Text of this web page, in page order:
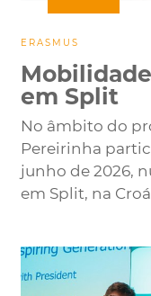
ERASMUS
em Split
No âmbito do
Pereirinha
junho de 2026,
em Split, na